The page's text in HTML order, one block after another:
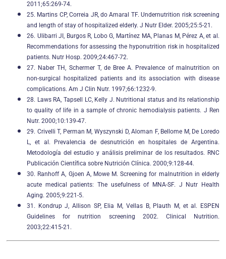
2011;65:269-74.
25. Martins CP, Correia JR, do Amaral TF. Undernutrition risk screening
and length of stay of hospitalized elderly. J Nutr Elder. 2005;25:5-21.
26. Ulibarri JI, Burgos R, Lobo G, Martínez MA, Planas M, Pérez A, et al.
Recommendations for assessing the hyponutrition risk in hospitalized
patients. Nutr Hosp. 2009;24:467-72.
27. Naber TH, Schermer T, de Bree A. Prevalence of malnutrition on
non-surgical hospitalized patients and its association with disease
complications. Am J Clin Nutr. 1997;66:1232-9.
28. Laws RA, Tapsell LC, Kelly J. Nutritional status and its relationship
to quality of life in a sample of chronic hemodialysis patients. J Ren
Nutr. 2000;10:139-47.
29. Crivelli T, Perman M, Wyszynski D, Aloman F, Bellome M, De Loredo
L, et al. Prevalencia de desnutrición en hospitales de Argentina.
Metodología del estudio y análisis preliminar de los resultados. RNC
Publicación Científica sobre Nutrición Clínica. 2000;9:128-44.
30. Ranhoff A, Gjoen A, Mowe M. Screening for malnutrition in elderly
acute medical patients: The usefulness of MNA-SF. J Nutr Health
Aging. 2005;9:221-5.
31. Kondrup J, Allison SP, Elia M, Vellas B, Plauth M, et al. ESPEN
Guidelines for nutrition screening 2002. Clinical Nutrition.
2003;22:415-21.